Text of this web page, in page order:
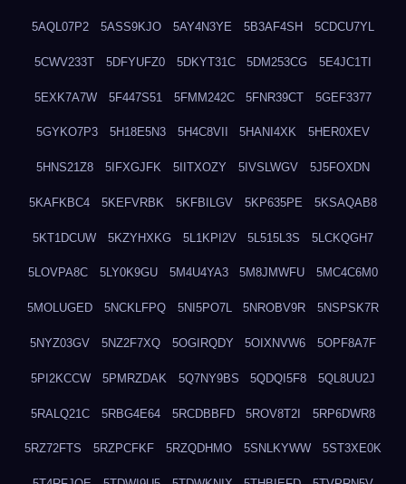
5AQL07P2 5ASS9KJO 5AY4N3YE 5B3AF4SH 5CDCU7YL
5CWV233T 5DFYUFZ0 5DKYT31C 5DM253CG 5E4JC1TI
5EXK7A7W 5F447S51 5FMM242C 5FNR39CT 5GEF3377
5GYKO7P3 5H18E5N3 5H4C8VII 5HANI4XK 5HER0XEV
5HNS21Z8 5IFXGJFK 5IITXOZY 5IVSLWGV 5J5FOXDN
5KAFKBC4 5KEFVRBK 5KFBILGV 5KP635PE 5KSAQAB8
5KT1DCUW 5KZYHXKG 5L1KPI2V 5L515L3S 5LCKQGH7
5LOVPA8C 5LY0K9GU 5M4U4YA3 5M8JMWFU 5MC4C6M0
5MOLUGED 5NCKLFPQ 5NI5PO7L 5NROBV9R 5NSPSK7R
5NYZ03GV 5NZ2F7XQ 5OGIRQDY 5OIXNVW6 5OPF8A7F
5PI2KCCW 5PMRZDAK 5Q7NY9BS 5QDQI5F8 5QL8UU2J
5RALQ21C 5RBG4E64 5RCDBBFD 5ROV8T2I 5RP6DWR8
5RZ72FTS 5RZPCFKF 5RZQDHMO 5SNLKYWW 5ST3XE0K